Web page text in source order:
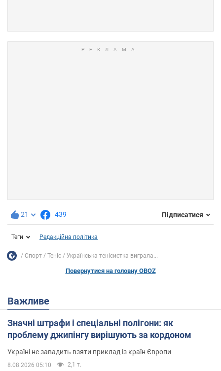
21 439 Підписатися
Теги Редакційна політика
Спорт Теніс Українська тенісистка виграла...
Повернутися на головну OBOZ
Важливе
Значні штрафи і спеціальні полігони: як
проблему джипінгу вирішують за кордоном
Україні не завадить взяти приклад із країн Європи
8.08.2026 05:10 2,1 т.